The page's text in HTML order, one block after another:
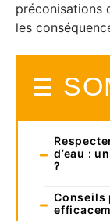
préconisations
les
d’eau :
?
Conseils